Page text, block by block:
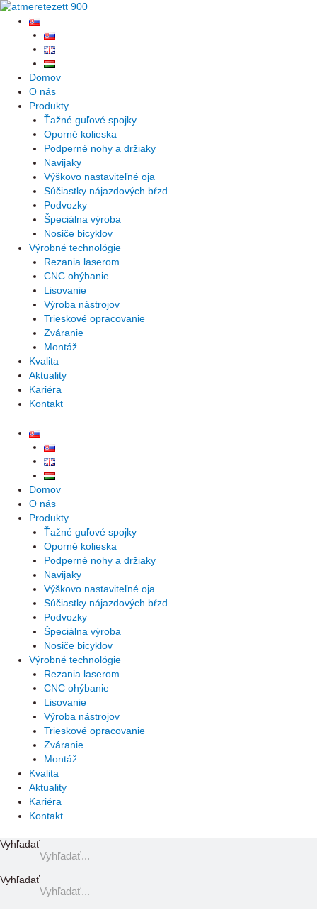
Preskočiť
Domov
O nás
Produkty
Ťažné guľové spojky
Oporné kolieska
Podperné nohy a držiaky
Navijaky
Výškovo nastaviteľné oja
Súčiastky nájazdových bŕzd
Podvozky
Špeciálna výroba
Nosiče bicyklov
Výrobné technológie
Rezania laserom
CNC ohýbanie
Lisovanie
Výroba nástrojov
Trieskové opracovanie
Zváranie
Montáž
Kvalita
Aktuality
Kariéra
Kontakt
Domov
O nás
Produkty
Ťažné guľové spojky
Oporné kolieska
Podperné nohy a držiaky
Navijaky
Výškovo nastaviteľné oja
Súčiastky nájazdových bŕzd
Podvozky
Špeciálna výroba
Nosiče bicyklov
Výrobné technológie
Rezania laserom
CNC ohýbanie
Lisovanie
Výroba nástrojov
Trieskové opracovanie
Zváranie
Montáž
Kvalita
Aktuality
Kariéra
Kontakt
Vyhľadať
Vyhľadať